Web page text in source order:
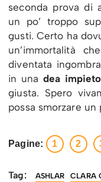
seconda prova di
un po’ troppo
gusti. Certo ha
un’immortalità
diventata
in una dea
giusta. Spero
possa smorzare un
Pagine: 1 2
Tag: ASHLAR CLARA